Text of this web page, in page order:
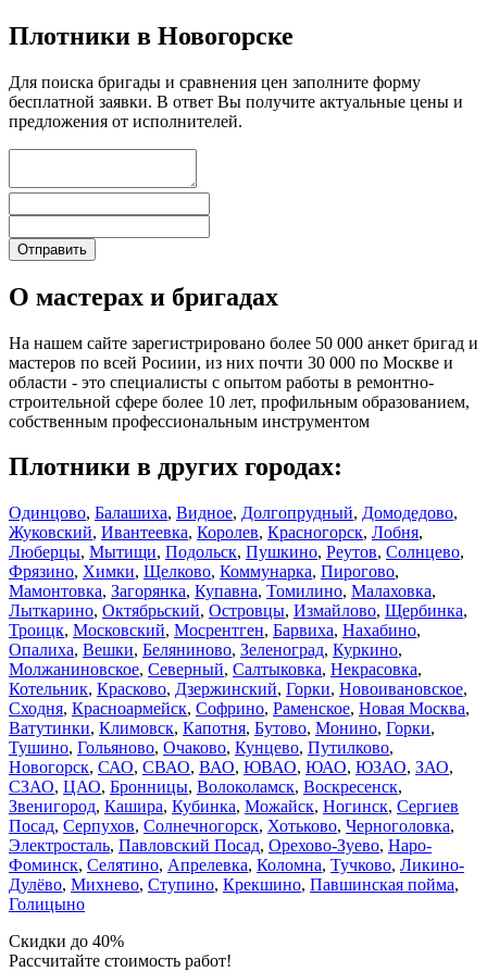
Плотники в Новогорске
Для поиска бригады и сравнения цен заполните форму
бесплатной заявки. В ответ Вы получите актуальные цены и
предложения от исполнителей.
О мастерах и бригадах
На нашем сайте зарегистрировано более 50 000 анкет бригад и
мастеров по всей Росиии, из них почти 30 000 по Москве и
области - это специалисты с опытом работы в ремонтно-
строительной сфере более 10 лет, профильным образованием,
собственным профессиональным инструментом
Плотники в других городах:
Одинцово, Балашиха, Видное, Долгопрудный, Домодедово,
Жуковский, Ивантеевка, Королев, Красногорск, Лобня,
Люберцы, Мытищи, Подольск, Пушкино, Реутов, Солнцево,
Фрязино, Химки, Щелково, Коммунарка, Пирогово,
Мамонтовка, Загорянка, Купавна, Томилино, Малаховка,
Лыткарино, Октябрьский, Островцы, Измайлово, Щербинка,
Троицк, Московский, Мосрентген, Барвиха, Нахабино,
Опалиха, Вешки, Беляниново, Зеленоград, Куркино,
Молжаниновское, Северный, Салтыковка, Некрасовка,
Котельник, Красково, Дзержинский, Горки, Новоивановское,
Сходня, Красноармейск, Софрино, Раменское, Новая Москва,
Ватутинки, Климовск, Капотня, Бутово, Монино, Горки,
Тушино, Гольяново, Очаково, Кунцево, Путилково,
Новогорск, САО, СВАО, ВАО, ЮВАО, ЮАО, ЮЗАО, ЗАО,
СЗАО, ЦАО, Бронницы, Волоколамск, Воскресенск,
Звенигород, Кашира, Кубинка, Можайск, Ногинск, Сергиев
Посад, Серпухов, Солнечногорск, Хотьково, Черноголовка,
Электросталь, Павловский Посад, Орехово-Зуево, Наро-
Фоминск, Селятино, Апрелевка, Коломна, Тучково, Ликино-
Дулёво, Михнево, Ступино, Крекшино, Павшинская пойма,
Голицыно
Скидки до 40%
Рассчитайте стоимость работ!